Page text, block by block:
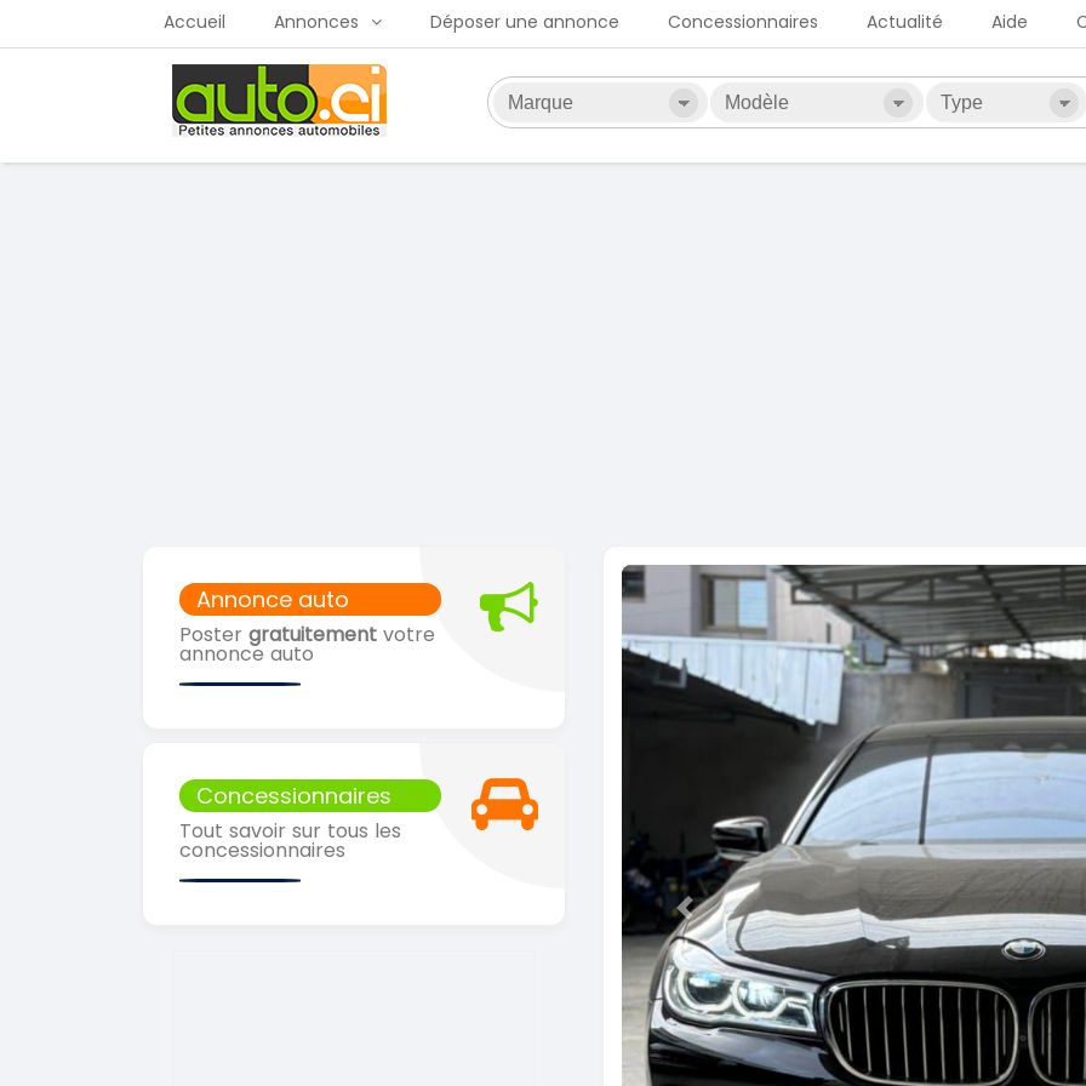
Accueil Annonces Déposer une annonce Concessionnaires Actualité Aide
Annonce auto
Poster gratuitement votre
annonce auto
Concessionnaires
Tout savoir sur tous les
concessionnaires
Previous